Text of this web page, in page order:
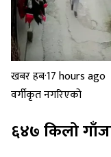
खबर हब·17 hours ago
वर्गीकृत नगरिएको
६४७ किलो